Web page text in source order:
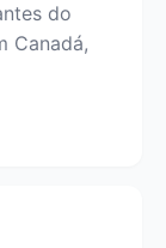
do
Canadá,